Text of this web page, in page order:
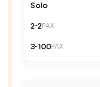
Solo
2-2PAX
3-100PAX